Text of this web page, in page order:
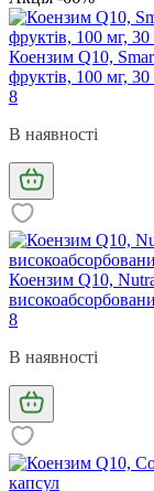
Коензим Q10,
фруктів, 100 мг,
8
В наявності
Коензим Q10,
8
В наявності